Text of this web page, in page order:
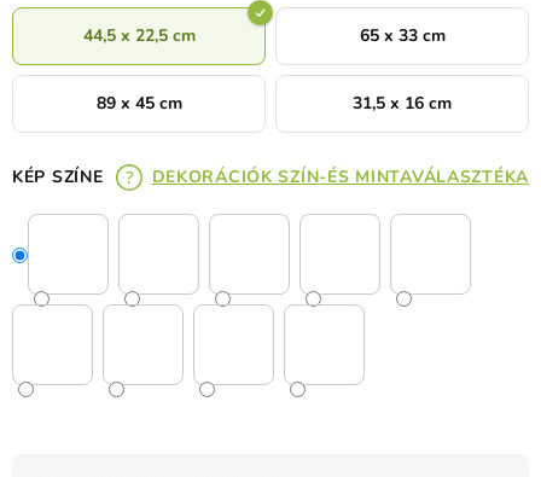
44,5 x 22,5 cm 65 x 33 cm
89 x 45 cm 31,5 x 16 cm
KÉP SZÍNE DEKORÁCIÓK SZÍN-ÉS MINTAVÁLASZTÉKA